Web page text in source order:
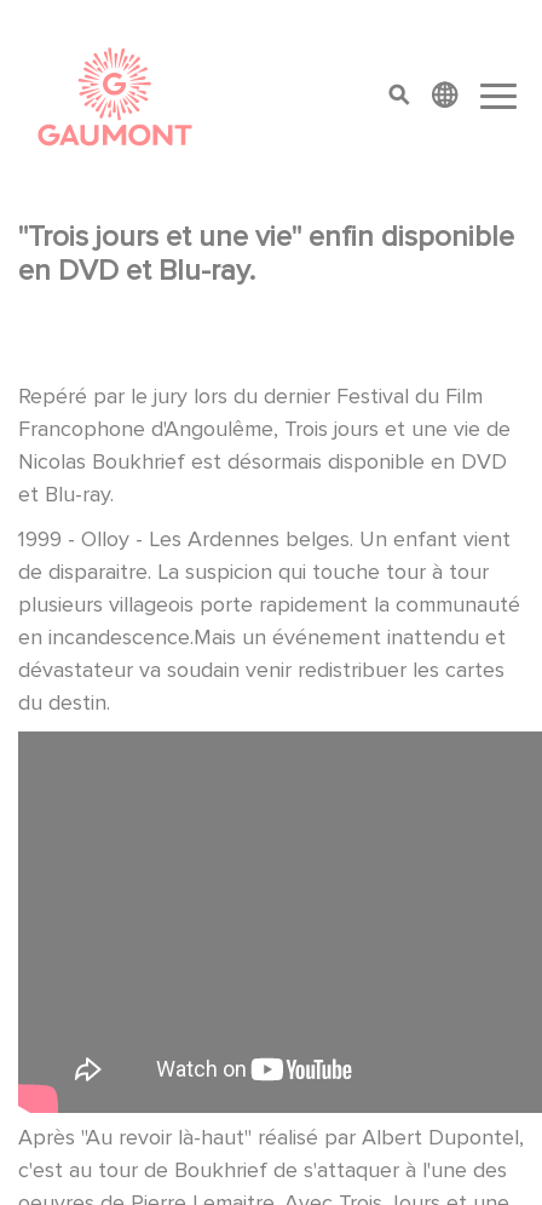
top menu
"Trois jours et une vie" enfin disponible
en DVD et Blu-ray.
Repéré par le jury lors du dernier Festival du Film
Francophone d'Angoulême, Trois jours et une vie de
Nicolas Boukhrief est désormais disponible en DVD
et Blu-ray.
1999 - Olloy - Les Ardennes belges. Un enfant vient
de disparaitre. La suspicion qui touche tour à tour
plusieurs villageois porte rapidement la communauté
en incandescence.Mais un événement inattendu et
dévastateur va soudain venir redistribuer les cartes
du destin.
Après "Au revoir là-haut" réalisé par Albert Dupontel,
c'est au tour de Boukhrief de s'attaquer à l'une des